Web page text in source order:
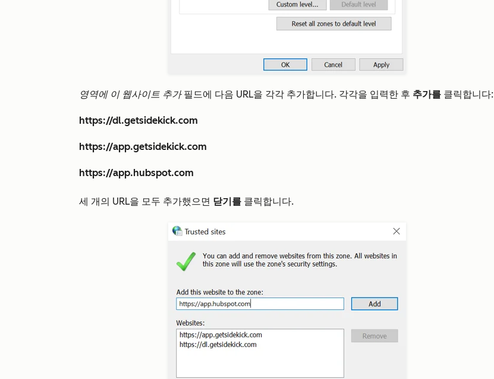
영역에 이 웹사이트 추가 필드에 다음 URL을 각각 추가합니다. 각각을 입력한 후 추가를 클릭합니다:
https://dl.getsidekick.com
https://app.getsidekick.com
https://app.hubspot.com
세 개의 URL을 모두 추가했으면 닫기를 클릭합니다.